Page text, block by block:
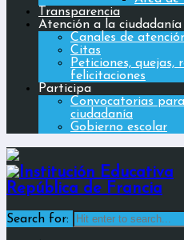
Transparencia
Atención a la ciudadanía
Canales de
Citas
Peticiones, quejas,
felicitaciones
Participa
Convocatorias
ciudadanía
Gobierno escolar
Search for: